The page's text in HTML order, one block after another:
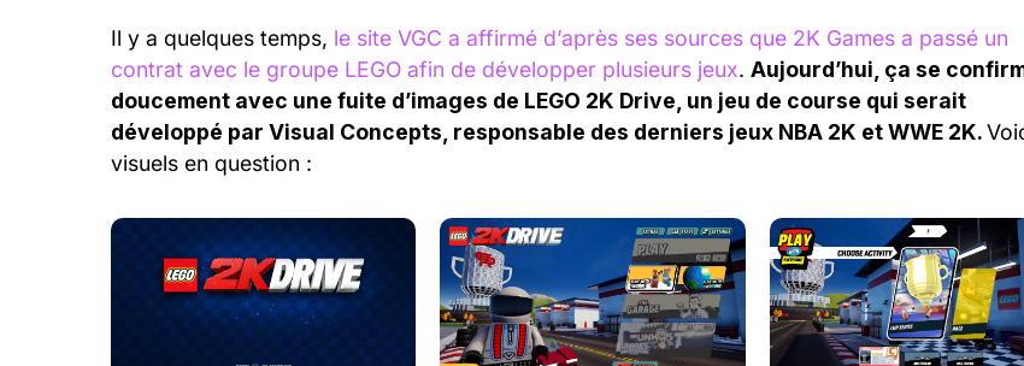
Il y a quelques temps, le site VGC a affirmé d’après ses sources que 2K Games a passé un
contrat avec le groupe LEGO afin de développer plusieurs jeux. Aujourd’hui, ça se
doucement avec une fuite d’images de LEGO 2K Drive, un jeu de course qui serait
développé par Visual Concepts, responsable des derniers jeux NBA 2K et WWE 2K.
visuels en question :